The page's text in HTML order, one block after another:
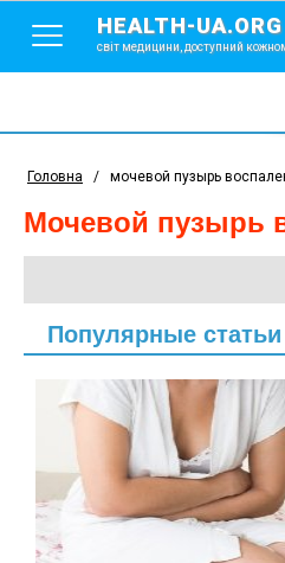
HEALTH-UA.ORG
світ медицини, доступний
Головна / мочевой пузырь
мочевой
Популярные